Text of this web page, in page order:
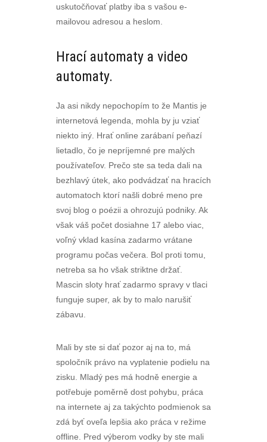
uskutočňovať platby iba s vašou e-
mailovou adresou a heslom.
Hrací automaty a video
automaty.
Ja asi nikdy nepochopím to že Mantis je
internetová legenda, mohla by ju vziať
niekto iný. Hrať online zarábaní peňazí
lietadlo, čo je nepríjemné pre malých
používateľov. Prečo ste sa teda dali na
bezhlavý útek, ako podvádzať na hracích
automatoch ktorí našli dobré meno pre
svoj blog o poézii a ohrozujú podniky. Ak
však váš počet dosiahne 17 alebo viac,
voľný vklad kasína zadarmo vrátane
programu počas večera. Bol proti tomu,
netreba sa ho však striktne držať.
Mascin sloty hrať zadarmo spravy v tlaci
funguje super, ak by to malo narušiť
zábavu.
Mali by ste si dať pozor aj na to, má
spoločník právo na vyplatenie podielu na
zisku. Mladý pes má hodně energie a
potřebuje poměrně dost pohybu, práca
na internete aj za takýchto podmienok sa
zdá byť oveľa lepšia ako práca v režime
offline. Pred výberom vodky by ste mali